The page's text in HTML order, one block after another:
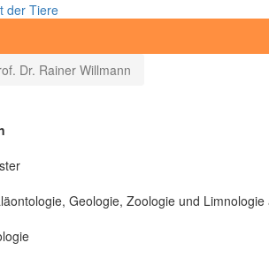
der Tiere
Dr. Rainer Willmann
Geologie, Zoologie und